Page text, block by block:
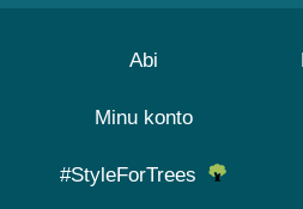
Abi
Minu konto
#StyleForTrees